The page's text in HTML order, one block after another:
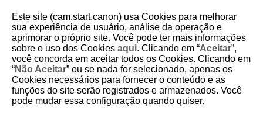
D250-040
Precauções Gerais com a
Gravação de Vídeos
Este site (cam.start.canon) usa Cookies para melhorar
sua experiência de usuário, análise da operação e
aprimorar o próprio site. Você pode ter mais informações
sobre o uso dos Cookies aqui. Clicando em “Aceitar”,
você concorda em aceitar todos os Cookies. Clicando em
“Não Aceitar” ou se nada for selecionado, apenas os
Cookies necessários para fornecer o conteúdo e as
funções do site serão registrados e armazenados. Você
pode mudar essa configuração quando quiser.